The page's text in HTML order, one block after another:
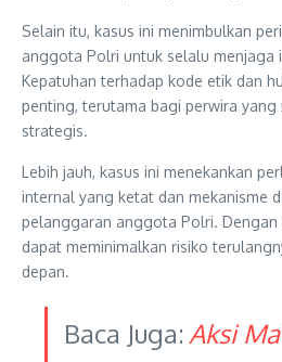
Selain itu, kasus ini menimbulkan
anggota Polri untuk selalu menjaga
Kepatuhan terhadap kode etik dan
penting, terutama bagi perwira yang
strategis.
Lebih jauh, kasus ini menekankan
internal yang ketat dan mekanisme
pelanggaran anggota Polri.
dapat meminimalkan risiko
depan.
Baca Juga: Aksi